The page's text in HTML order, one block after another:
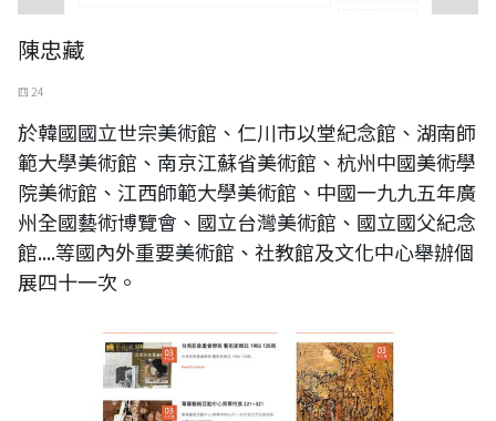
陳忠藏
四 24
於韓國國立世宗美術館、仁川市以堂紀念館、湖南師
範大學美術館、南京江蘇省美術館、杭州中國美術學
院美術館、江西師範大學美術館、中國一九九五年廣
州全國藝術博覽會、國立台灣美術館、國立國父紀念
館....等國內外重要美術館、社教館及文化中心舉辦個
展四十一次。